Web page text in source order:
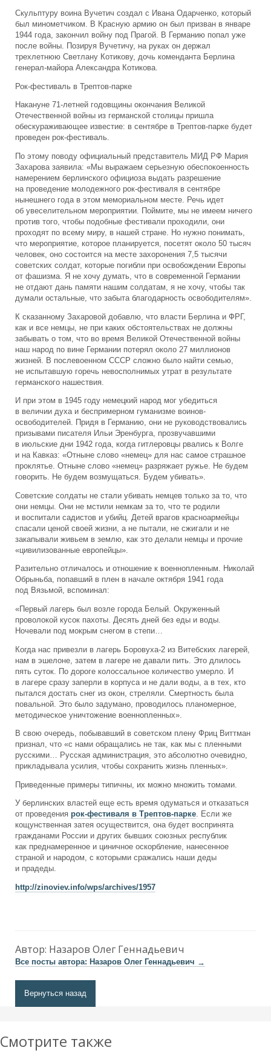
Скульптуру воина Вучетич создал с Ивана Одарченко, который
был минометчиком. В Красную армию он был призван в январе
1944 года, закончил войну под Прагой. В Германию попал уже
после войны. Позируя Вучетичу, на руках он держал
трехлетнюю Светлану Котикову, дочь коменданта Берлина
генерал-майора Александра Котикова.
Рок-фестиваль в Трептов-парке
Накануне 71-летней годовщины окончания Великой
Отечественной войны из германской столицы пришла
обескураживающее известие: в сентябре в Трептов-парке будет
проведен рок-фестиваль.
По этому поводу официальный представитель МИД РФ Мария
Захарова заявила: «Мы выражаем серьезную обеспокоенность
намерением берлинского официоза выдать разрешение
на проведение молодежного рок-фестиваля в сентябре
нынешнего года в этом мемориальном месте. Речь идет
об увеселительном мероприятии. Поймите, мы не имеем ничего
против того, чтобы подобные фестивали проходили, они
проходят по всему миру, в нашей стране. Но нужно понимать,
что мероприятие, которое планируется, посетят около 50 тысяч
человек, оно состоится на месте захоронения 7,5 тысячи
советских солдат, которые погибли при освобождении Европы
от фашизма. Я не хочу думать, что в современной Германии
не отдают дань памяти нашим солдатам, я не хочу, чтобы так
думали остальные, что забыта благодарность освободителям».
К сказанному Захаровой добавлю, что власти Берлина и ФРГ,
как и все немцы, не при каких обстоятельствах не должны
забывать о том, что во время Великой Отечественной войны
наш народ по вине Германии потерял около 27 миллионов
жизней. В послевоенном СССР сложно было найти семью,
не испытавшую горечь невосполнимых утрат в результате
германского нашествия.
И при этом в 1945 году немецкий народ мог убедиться
в величии духа и беспримерном гуманизме воинов-
освободителей. Придя в Германию, они не руководствовались
призывами писателя Ильи Эренбурга, прозвучавшими
в июльские дни 1942 года, когда гитлеровцы рвались к Волге
и на Кавказ: «Отныне слово «немец» для нас самое страшное
проклятье. Отныне слово «немец» разряжает ружье. Не будем
говорить. Не будем возмущаться. Будем убивать».
Советские солдаты не стали убивать немцев только за то, что
они немцы. Они не мстили немкам за то, что те родили
и воспитали садистов и убийц. Детей врагов красноармейцы
спасали ценой своей жизни, а не пытали, не сжигали и не
закапывали живьем в землю, как это делали немцы и прочие
«цивилизованные европейцы».
Разительно отличалось и отношение к военнопленным. Николай
Обрыньба, попавший в плен в начале октября 1941 года
под Вязьмой, вспоминал:
«Первый лагерь был возле города Белый. Окруженный
проволокой кусок пахоты. Десять дней без еды и воды.
Ночевали под мокрым снегом в степи…
Когда нас привезли в лагерь Боровуха-2 из Витебских лагерей,
нам в эшелоне, затем в лагере не давали пить. Это длилось
пять суток. По дороге колоссальное количество умерло. И
в лагере сразу заперли в корпуса и не дали воды, а в тех, кто
пытался достать снег из окон, стреляли. Смертность была
повальной. Это было задумано, проводилось планомерное,
методическое уничтожение военнопленных».
В свою очередь, побывавший в советском плену Фриц Виттман
признал, что «с нами обращались не так, как мы с пленными
русскими… Русская администрация, это абсолютно очевидно,
прикладывала усилия, чтобы сохранить жизнь пленных».
Приведенные примеры типичны, их можно множить томами.
У берлинских властей еще есть время одуматься и отказаться
от проведениярок-фестиваля в Трептов-парке. Если же
кощунственная затея осуществится, она будет воспринята
гражданами России и других бывших союзных республик
как преднамеренное и циничное оскорбление, нанесенное
страной и народом, с которыми сражались наши деды
и прадеды.
http://zinoviev.info/wps/archives/1957
Автор: Назаров Олег Геннадьевич
Все посты автора: Назаров Олег Геннадьевич →
Вернуться назад
Смотрите также